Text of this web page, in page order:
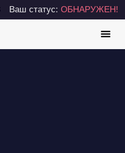
Ваш статус:ОБНАРУЖЕН!